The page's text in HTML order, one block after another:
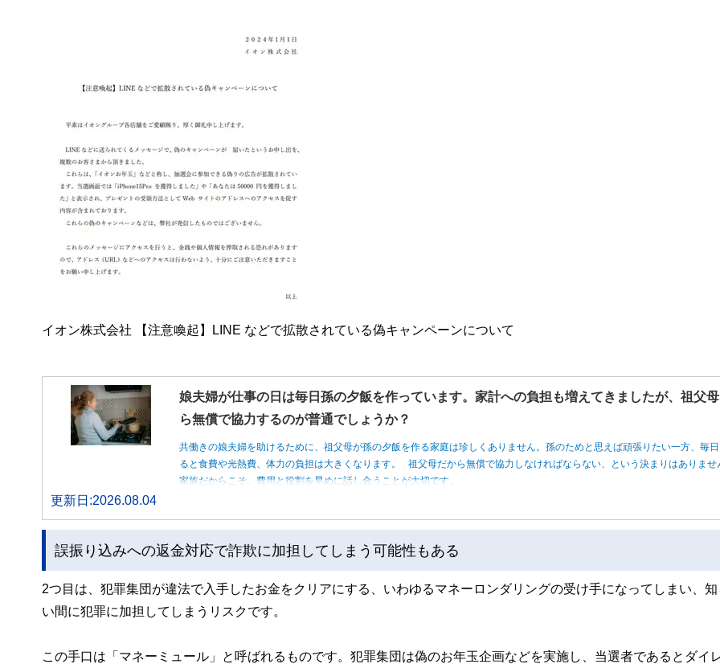
イオン株式会社 【注意喚起】LINE などで拡散されている偽キャンペーンについて
娘夫婦が仕事の日は毎日孫の夕飯を作っています。家計への負担も増えてきましたが、祖父
ら無償で協力するのが普通でしょうか？
共働きの娘夫婦を助けるために、祖父母が孫の夕飯を作る家庭は珍しくありません。孫のためと思えば頑張りたい一方、毎日
ると食費や光熱費、体力の負担は大きくなります。 祖父母だから無償で協力しなければならない、という決まりはありませ
家族だからこそ、費用と役割を早めに話し合うことが大切です。
更新日:2026.08.04
誤振り込みへの返金対応で詐欺に加担してしまう可能性もある
2つ目は、犯罪集団が違法で入手したお金をクリアにする、いわゆるマネーロンダリングの受け手になってしまい、知
い間に犯罪に加担してしまうリスクです。
この手口は「マネーミュール」と呼ばれるものです。犯罪集団は偽のお年玉企画などを実施し、当選者であるとダイ